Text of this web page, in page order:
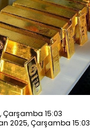
Çarşamba 15:03
2025, Çarşamba 15:03